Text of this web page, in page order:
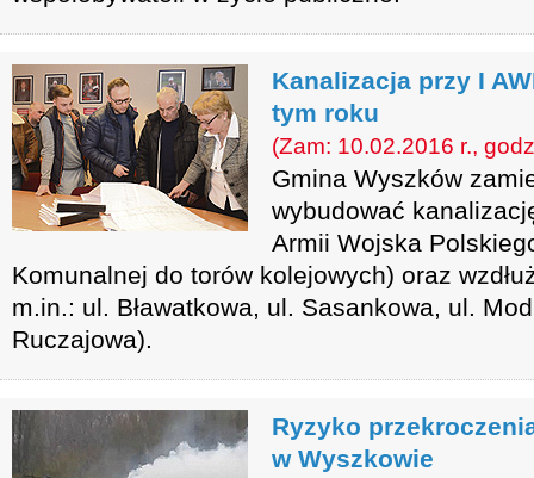
Kanalizacja przy I
tym roku
(Zam: 10.02.2016 r.,
Gmina Wyszków
wybudować
Armii Wojska
Komunalnej do torów kolejowych) oraz
m.in.: ul. Bławatkowa, ul. Sasankowa, ul.
Ruczajowa).
Ryzyko
w Wyszkowie